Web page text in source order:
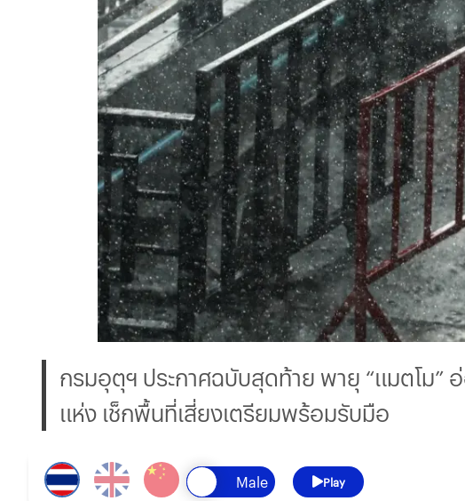
กรมอุตุฯ ประกาศฉบับสุดท้าย พายุ “แมตโม
แห่ง เช็กพื้นที่เสี่ยงเตรียมพร้อมรับมือ
Play